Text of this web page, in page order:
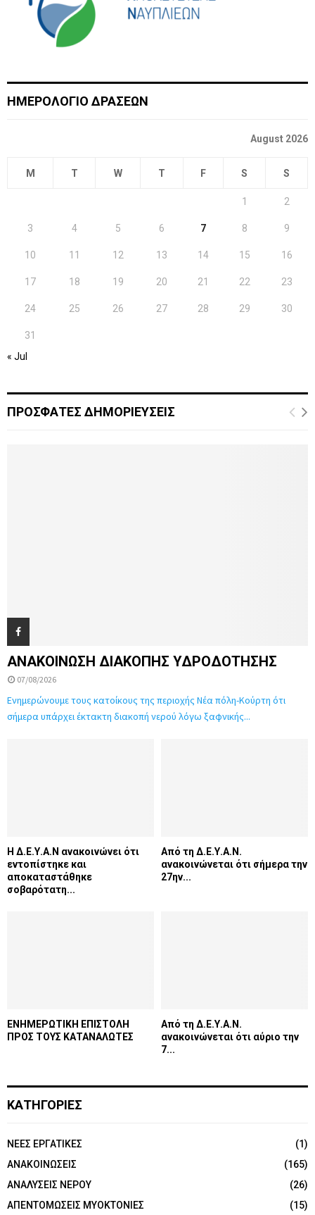
ΗΜΕΡΟΛΟΓΙΟ ΔΡΑΣΕΩΝ
August 2026
M T W T F S S
1 2
3 4 5 6 7 8 9
10 11 12 13 14 15 16
17 18 19 20 21 22 23
24 25 26 27 28 29 30
31
« Jul
ΠΡΟΣΦΑΤΕΣ ΔΗΜΟΡΙΕΥΣΕΙΣ
ΑΝΑΚΟΙΝΩΣΗ ΔΙΑΚΟΠΗΣ ΥΔΡΟΔΟΤΗΣΗΣ
07/08/2026
Ενημερώνουμε τους κατοίκους της περιοχής Νέα πόλη-Κούρτη ότι
σήμερα υπάρχει έκτακτη διακοπή νερού λόγω ξαφνικής...
Η Δ.Ε.Υ.Α.Ν ανακοινώνει ότι
εντοπίστηκε και
αποκαταστάθηκε
σοβαρότατη...
Από τη Δ.Ε.Υ.Α.Ν.
ανακοινώνεται ότι σήμερα την
27ην...
ΕΝΗΜΕΡΩΤΙΚΗ ΕΠΙΣΤΟΛΗ
ΠΡΟΣ ΤΟΥΣ ΚΑΤΑΝΑΛΩΤΕΣ
Από τη Δ.Ε.Υ.Α.Ν.
ανακοινώνεται ότι αύριο την
7...
ΚΑΤΗΓΟΡΙΕΣ
NEEΣ ΕΡΓΑΤΙΚΕΣ
(1)
ΑΝΑΚΟΙΝΩΣΕΙΣ
(165)
ΑΝΑΛΥΣΕΙΣ ΝΕΡΟΥ
(26)
ΑΠΕΝΤΟΜΩΣΕΙΣ ΜΥΟΚΤΟΝΙΕΣ
(15)